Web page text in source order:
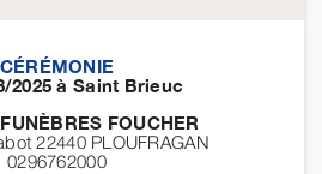
CÉRÉMONIE
2025 à Saint Brieuc
FOUCHER
22440 PLOUFRAGAN
0296762000